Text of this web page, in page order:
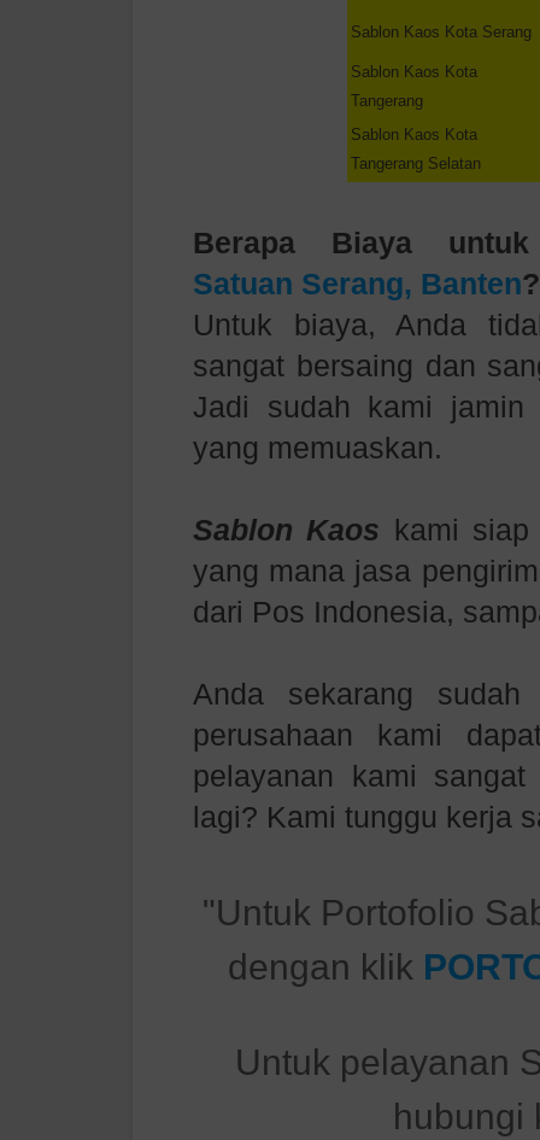
Sablon Kaos Kota Serang
Sablon Kaos Kota
Tangerang
Sablon Kaos Kota
Tangerang Selatan
Berapa Biaya untuk
Satuan Serang, Banten?
Untuk biaya, Anda
sangat bersaing dan
Jadi sudah kami jamin
yang memuaskan.
Sablon Kaos kami siap
yang mana jasa
dari Pos Indonesia,
Anda sekarang sudah
perusahaan kami
pelayanan kami
lagi? Kami tunggu kerja
"Untuk Portofolio
dengan klik
Untuk pelayanan
hubungi